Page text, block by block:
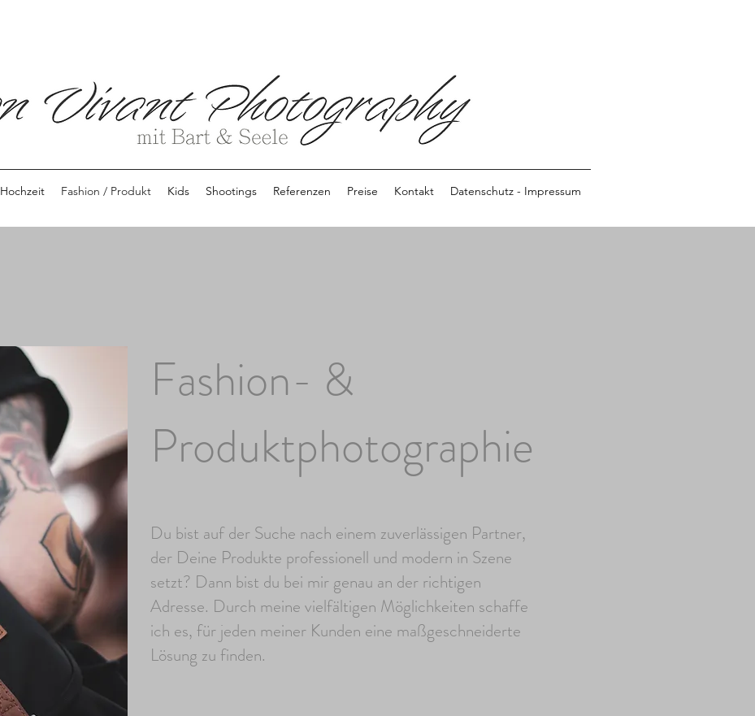
Hochzeit Fashion / Produkt Kids Shootings Referenzen Preise Kontakt Datenschutz - Impressum
Fashion- &
Produktphotographie
Du bist auf der Suche nach einem zuverlässigen Partner,
der Deine Produkte professionell und modern in Szene
setzt? Dann bist du bei mir genau an der richtigen
Adresse. Durch meine vielfältigen Möglichkeiten schaffe
ich es, für jeden meiner Kunden eine maßgeschneiderte
Lösung zu finden.